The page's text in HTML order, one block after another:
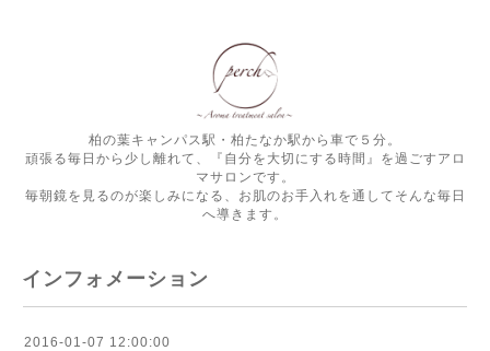
柏の葉キャンパス駅・柏たなか駅から車で５分。
頑張る毎日から少し離れて、『自分を大切にする時間』を過ごすアロ
マサロンです。
毎朝鏡を見るのが楽しみになる、お肌のお手入れを通してそんな毎日
へ導きます。
インフォメーション
2016-01-07 12:00:00